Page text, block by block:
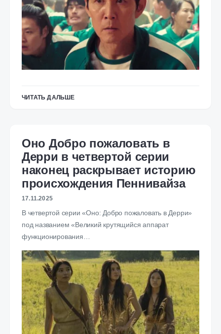
ЧИТАТЬ ДАЛЬШЕ
Оно Добро пожаловать в
Дерри в четвертой серии
наконец раскрывает историю
происхождения Пеннивайза
17.11.2025
В четвертой серии «Оно: Добро пожаловать в Дерри»
под названием «Великий крутящийся аппарат
функционирования…